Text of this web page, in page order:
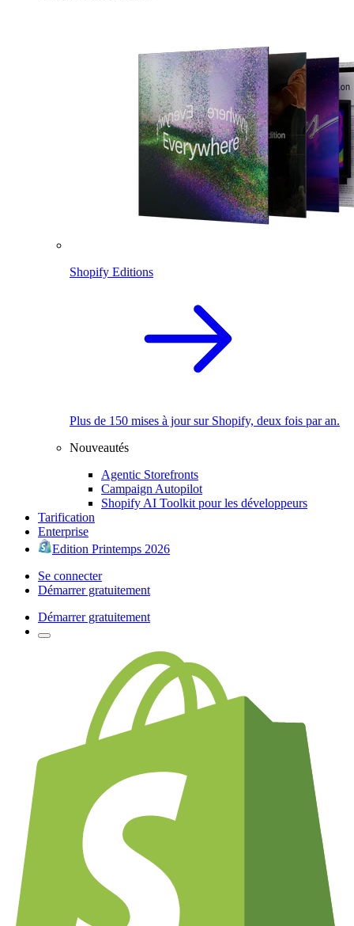
Shopify Editions
Plus de 150 mises à jour sur Shopify, deux fois par an.
Nouveautés
Agentic Storefronts
Campaign Autopilot
Shopify AI Toolkit pour les développeurs
Tarification
Enterprise
Edition Printemps 2026
Se connecter
Démarrer gratuitement
Démarrer gratuitement